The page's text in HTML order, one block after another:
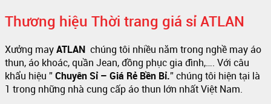
Thương hiệu Thời trang giá sỉ ATLAN
Xưởng mayATLAN chúng tôi nhiều năm trong nghề may áo
thun, áo khoác, quần Jean, đồng phục gia đình,…. Với câu
khẩu hiệu ”Chuyên Sỉ – Giá Rẻ Bền Bỉ.” chúng tôi hiện tại là
1 trong những nhà cung cấp áo thun lớn nhất Việt Nam.